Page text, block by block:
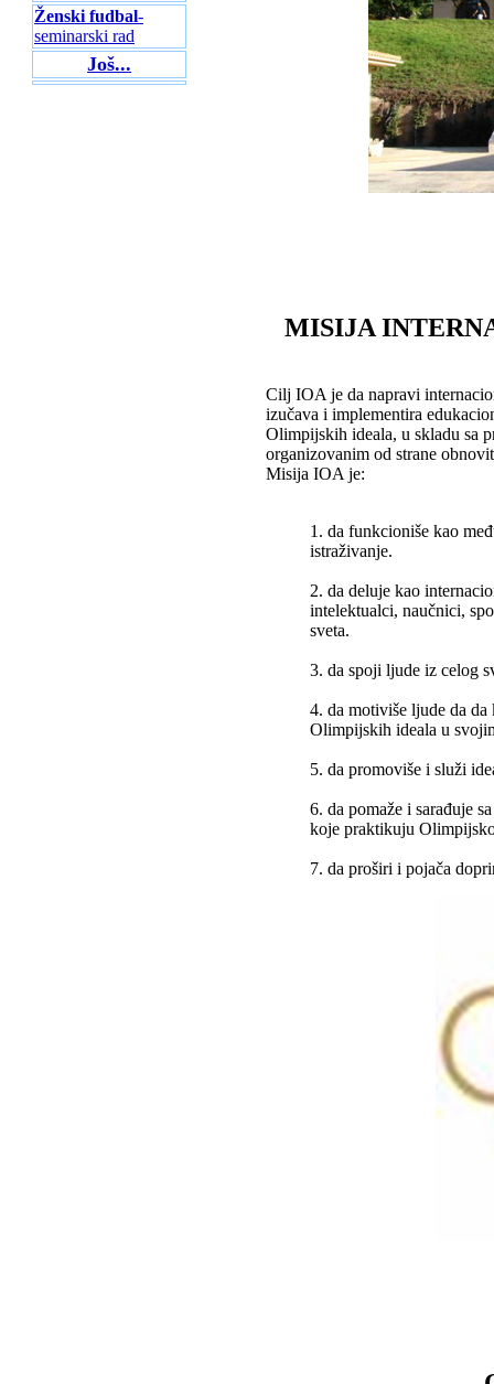
Ženski fudbal-
seminarski rad
Još...
MISIJA
Cilj IOA je da napravi
izučava i implementira
Olimpijskih ideala, u skladu sa
organizovanim od strane
Misija IOA je:
1. da funkcioniše kao
istraživanje.
2. da deluje kao
intelektualci, naučnici,
sveta.
3. da spoji ljude iz celog
4. da motiviše ljude da
Olimpijskih ideala u
5. da promoviše i služi
6. da pomaže i sarađuje
koje praktikuju
7. da proširi i pojača